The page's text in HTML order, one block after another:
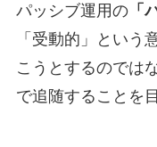
パッシブ運用の「
「受動的」という
こうとするのでは
で追随することを